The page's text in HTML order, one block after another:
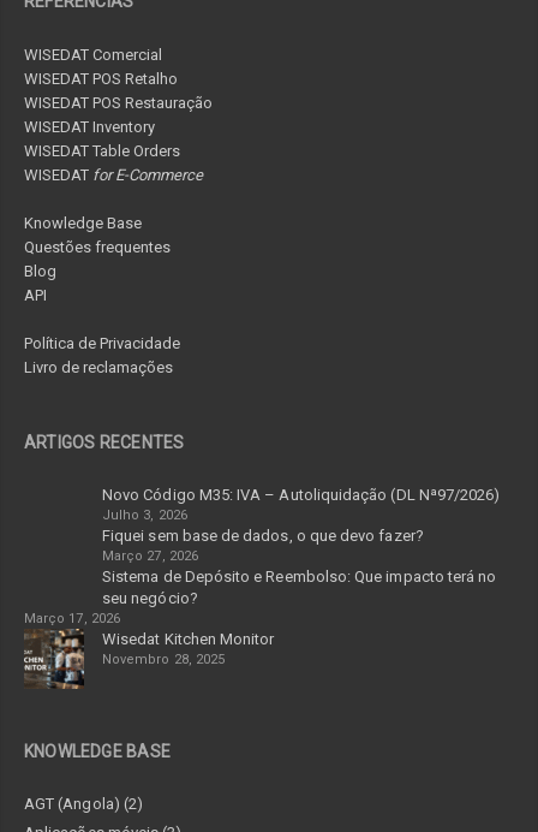
WISEDAT Comercial
WISEDAT POS Retalho
WISEDAT POS Restauração
WISEDAT Inventory
WISEDAT Table Orders
WISEDAT for E-Commerce
Knowledge Base
Questões frequentes
Blog
API
Política de Privacidade
Livro de reclamações
ARTIGOS RECENTES
Novo Código M35: IVA – Autoliquidação (DL Nª97/2026)
Julho 3, 2026
Fiquei sem base de dados, o que devo fazer?
Março 27, 2026
Sistema de Depósito e Reembolso: Que impacto terá no
seu negócio?
Março 17, 2026
Wisedat Kitchen Monitor
Novembro 28, 2025
KNOWLEDGE BASE
AGT (Angola) (2)